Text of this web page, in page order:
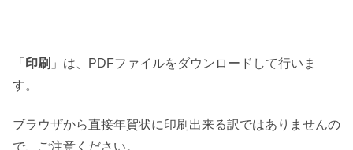
「 印刷 」は、PDFファイルをダウンロードして行いま
す。
ブラウザから直接年賀状に印刷出来る訳ではありませんの
で、ご注意ください。